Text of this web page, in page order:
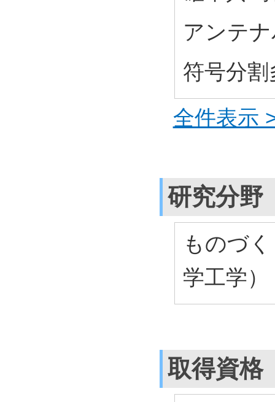
アンテ
符号分
全件表示
研究分野
ものづ
学工学
取得資格